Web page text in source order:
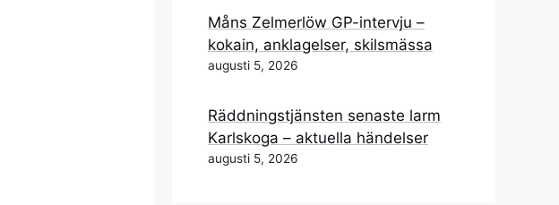
Måns Zelmerlöw GP-intervju –
kokain, anklagelser, skilsmässa
augusti 5, 2026
Räddningstjänsten senaste larm
Karlskoga – aktuella händelser
augusti 5, 2026